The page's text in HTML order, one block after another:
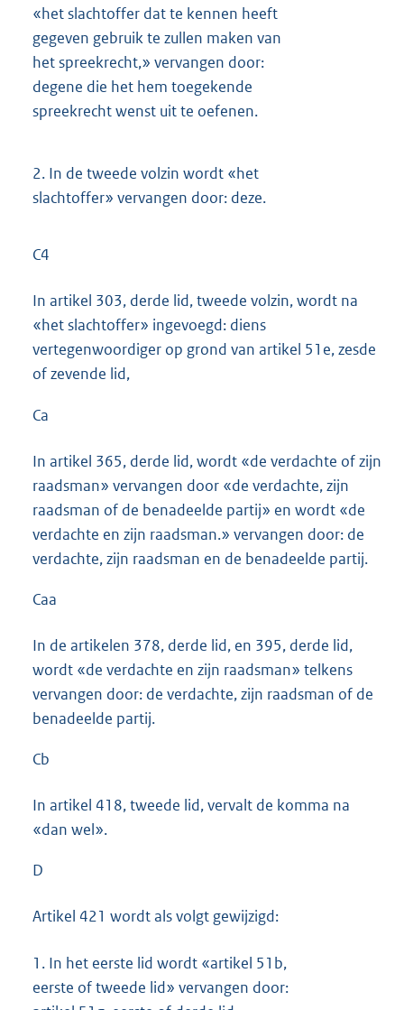
«het slachtoffer dat te kennen heeft
gegeven gebruik te zullen maken van
het spreekrecht,» vervangen door:
degene die het hem toegekende
spreekrecht wenst uit te oefenen.
2. In de tweede volzin wordt «het
slachtoffer» vervangen door: deze.
C4
In artikel 303, derde lid, tweede volzin, wordt na
«het slachtoffer» ingevoegd: diens
vertegenwoordiger op grond van artikel 51e, zesde
of zevende lid,
Ca
In artikel 365, derde lid, wordt «de verdachte of zijn
raadsman» vervangen door «de verdachte, zijn
raadsman of de benadeelde partij» en wordt «de
verdachte en zijn raadsman.» vervangen door: de
verdachte, zijn raadsman en de benadeelde partij.
Caa
In de artikelen 378, derde lid, en 395, derde lid,
wordt «de verdachte en zijn raadsman» telkens
vervangen door: de verdachte, zijn raadsman of de
benadeelde partij.
Cb
In artikel 418, tweede lid, vervalt de komma na
«dan wel».
D
Artikel 421 wordt als volgt gewijzigd:
1. In het eerste lid wordt «artikel 51b,
eerste of tweede lid» vervangen door: